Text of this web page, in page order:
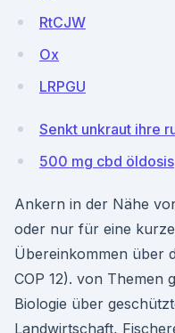
RtCJW
Ox
LRPGU
Senkt unkraut ihre
500 mg cbd öldosis
Ankern in der Nähe
oder nur für eine
Übereinkommen über
COP 12). von Themen
Biologie über
Landwirtschaft,